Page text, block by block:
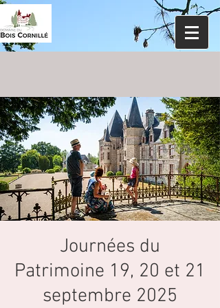
Journées du
Patrimoine 19, 20 et 21
septembre 2025